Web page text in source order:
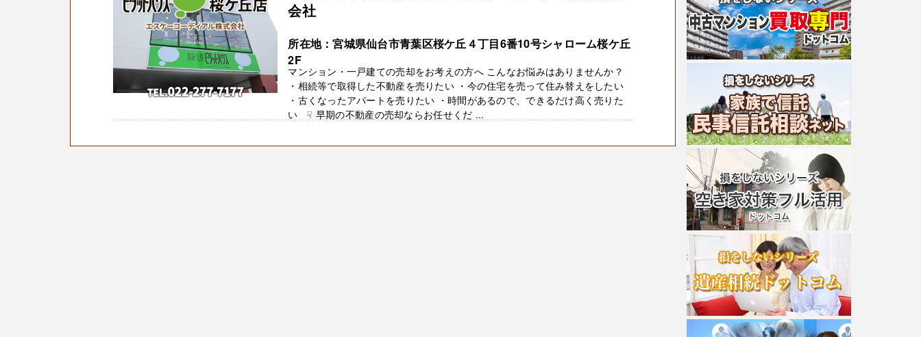
会社
所在地：宮城県仙台市青葉区桜ケ丘４丁目6番10号シャローム桜ケ丘
2F
マンション・一戸建ての売却をお考えの方へ こんなお悩みはありませんか？
・相続等で取得した不動産を売りたい ・今の住宅を売って住み替えをしたい
・古くなったアパートを売りたい ・時間があるので、できるだけ高く売りた
い ☟ 早期の不動産の売却ならお任せくだ ...